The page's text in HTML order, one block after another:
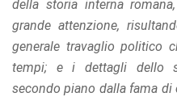
della storia interna
grande attenzione,
generale travaglio politico
tempi; e i dettagli dello
secondo piano dalla fama di
increase the
chance of
personalized
content and
offers.